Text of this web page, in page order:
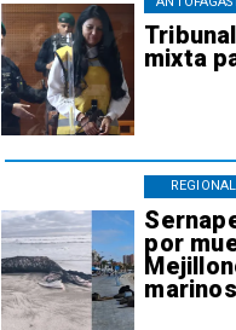
mixta
por
REGIONAL